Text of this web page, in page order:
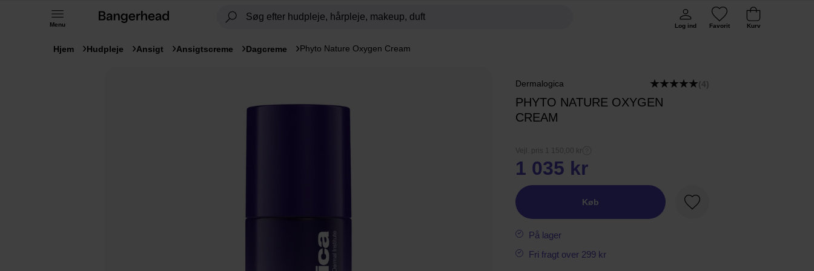
Menu Log ind Favorit Kurv
Hjem Hudpleje Ansigt Ansigtscreme Dagcreme Phyto Nature Oxygen Cream
Dermalogica (4)
PHYTO NATURE OXYGEN
CREAM
Vejl. pris 1 150,00 kr
1 035 kr
Køb
Favorit
På lager
Fri fragt over 299 kr